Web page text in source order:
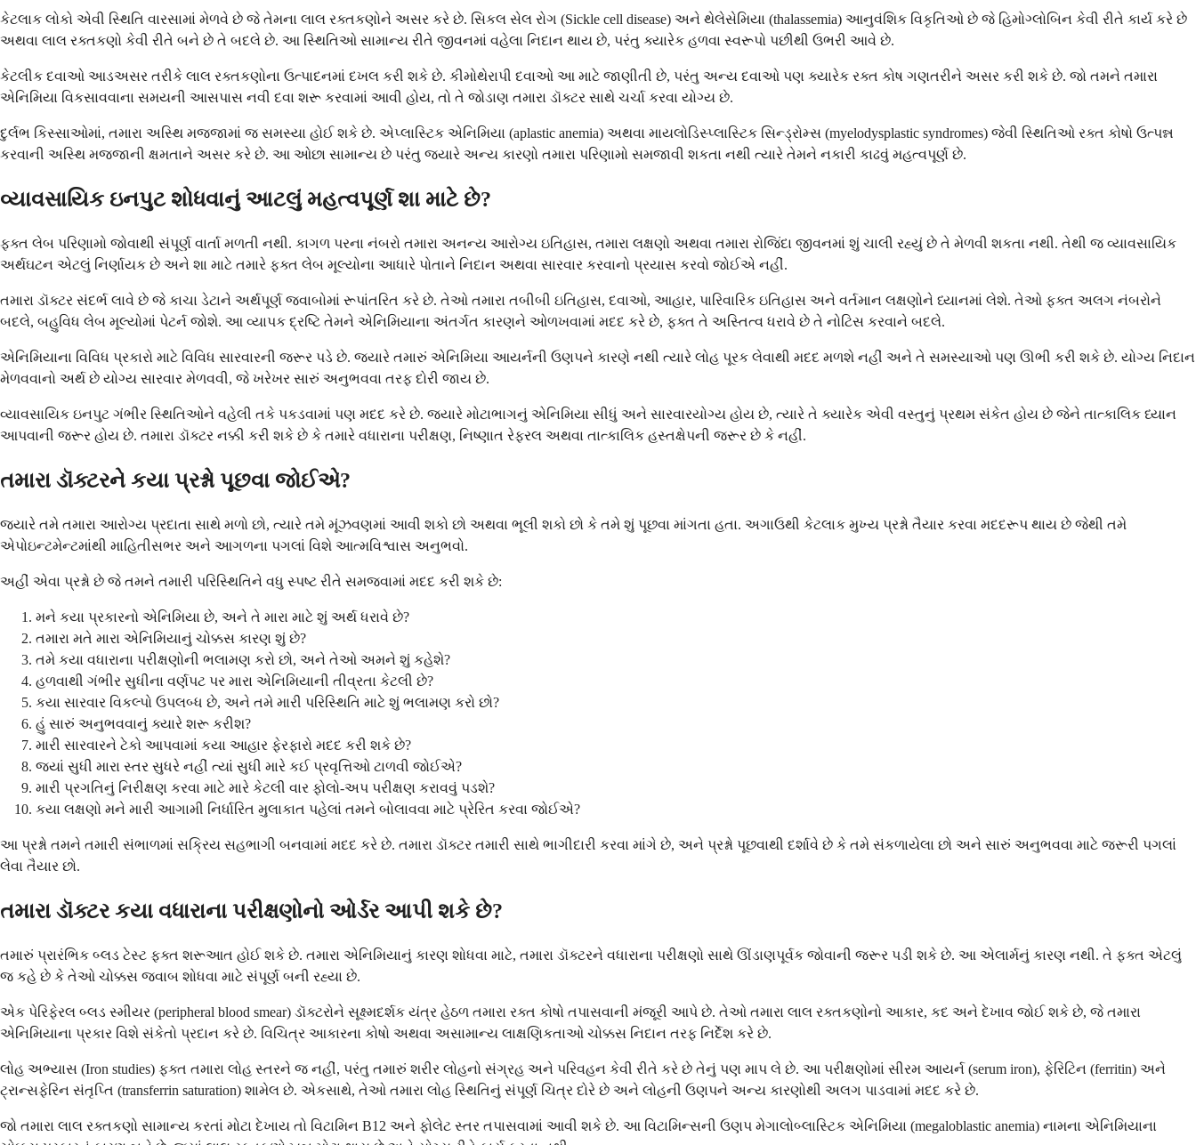
કેટલાક લોકો એવી સ્થિતિ વારસામાં મેળવે છે જે તેમના લાલ રક્તકણોને અસર કરે છે. સિકલ સેલ રોગ (Sickle cell disease) અને થેલેસેમિયા (thalassemia) આનુવંશિક વિકૃતિઓ છે જે હિમોગ્લોબિન કેવી રીતે કાર્ય કરે છે
અથવા લાલ રક્તકણો કેવી રીતે બને છે તે બદલે છે. આ સ્થિતિઓ સામાન્ય રીતે જીવનમાં વહેલા નિદાન થાય છે, પરંતુ ક્યારેક હળવા સ્વરૂપો પછીથી ઉભરી આવે છે.
કેટલીક દવાઓ આડઅસર તરીકે લાલ રક્તકણોના ઉત્પાદનમાં દખલ કરી શકે છે. કીમોથેરાપી દવાઓ આ માટે જાણીતી છે, પરંતુ અન્ય દવાઓ પણ ક્યારેક રક્ત કોષ ગણતરીને અસર કરી શકે છે. જો તમને તમારા
એનિમિયા વિકસાવવાના સમયની આસપાસ નવી દવા શરૂ કરવામાં આવી હોય, તો તે જોડાણ તમારા ડૉક્ટર સાથે ચર્ચા કરવા યોગ્ય છે.
દુર્લભ કિસ્સાઓમાં, તમારા અસ્થિ મજ્જામાં જ સમસ્યા હોઈ શકે છે. એપ્લાસ્ટિક એનિમિયા (aplastic anemia) અથવા માયલોડિસ્પ્લાસ્ટિક સિન્ડ્રોમ્સ (myelodysplastic syndromes) જેવી સ્થિતિઓ રક્ત કોષો ઉત્પન્ન
કરવાની અસ્થિ મજ્જાની ક્ષમતાને અસર કરે છે. આ ઓછા સામાન્ય છે પરંતુ જ્યારે અન્ય કારણો તમારા પરિણામો સમજાવી શકતા નથી ત્યારે તેમને નકારી કાઢવું ​​મહત્વપૂર્ણ છે.
વ્યાવસાયિક ઇનપુટ શોધવાનું આટલું મહત્વપૂર્ણ શા માટે છે?
ફક્ત લેબ પરિણામો જોવાથી સંપૂર્ણ વાર્તા મળતી નથી. કાગળ પરના નંબરો તમારા અનન્ય આરોગ્ય ઇતિહાસ, તમારા લક્ષણો અથવા તમારા રોજિંદા જીવનમાં શું ચાલી રહ્યું છે તે મેળવી શકતા નથી. તેથી જ વ્યાવસાયિક
અર્થઘટન એટલું નિર્ણાયક છે અને શા માટે તમારે ફક્ત લેબ મૂલ્યોના આધારે પોતાને નિદાન અથવા સારવાર કરવાનો પ્રયાસ કરવો જોઈએ નહીં.
તમારા ડૉક્ટર સંદર્ભ લાવે છે જે કાચા ડેટાને અર્થપૂર્ણ જવાબોમાં રૂપાંતરિત કરે છે. તેઓ તમારા તબીબી ઇતિહાસ, દવાઓ, આહાર, પારિવારિક ઇતિહાસ અને વર્તમાન લક્ષણોને ધ્યાનમાં લેશે. તેઓ ફક્ત અલગ નંબરોને
બદલે, બહુવિધ લેબ મૂલ્યોમાં પેટર્ન જોશે. આ વ્યાપક દ્રષ્ટિ તેમને એનિમિયાના અંતર્ગત કારણને ઓળખવામાં મદદ કરે છે, ફક્ત તે અસ્તિત્વ ધરાવે છે તે નોટિસ કરવાને બદલે.
એનિમિયાના વિવિધ પ્રકારો માટે વિવિધ સારવારની જરૂર પડે છે. જ્યારે તમારું એનિમિયા આયર્નની ઉણપને કારણે નથી ત્યારે લોહ પૂરક લેવાથી મદદ મળશે નહીં અને તે સમસ્યાઓ પણ ઊભી કરી શકે છે. યોગ્ય નિદાન
મેળવવાનો અર્થ છે યોગ્ય સારવાર મેળવવી, જે ખરેખર સારું અનુભવવા તરફ દોરી જાય છે.
વ્યાવસાયિક ઇનપુટ ગંભીર સ્થિતિઓને વહેલી તકે પકડવામાં પણ મદદ કરે છે. જ્યારે મોટાભાગનું એનિમિયા સીધું અને સારવારયોગ્ય હોય છે, ત્યારે તે ક્યારેક એવી વસ્તુનું પ્રથમ સંકેત હોય છે જેને તાત્કાલિક ધ્યાન
આપવાની જરૂર હોય છે. તમારા ડૉક્ટર નક્કી કરી શકે છે કે તમારે વધારાના પરીક્ષણ, નિષ્ણાત રેફરલ અથવા તાત્કાલિક હસ્તક્ષેપની જરૂર છે કે નહીં.
તમારા ડૉક્ટરને કયા પ્રશ્નો પૂછવા જોઈએ?
જ્યારે તમે તમારા આરોગ્ય પ્રદાતા સાથે મળો છો, ત્યારે તમે મૂંઝવણમાં આવી શકો છો અથવા ભૂલી શકો છો કે તમે શું પૂછવા માંગતા હતા. અગાઉથી કેટલાક મુખ્ય પ્રશ્નો તૈયાર કરવા મદદરૂપ થાય છે જેથી તમે
એપોઇન્ટમેન્ટમાંથી માહિતીસભર અને આગળના પગલાં વિશે આત્મવિશ્વાસ અનુભવો.
અહીં એવા પ્રશ્નો છે જે તમને તમારી પરિસ્થિતિને વધુ સ્પષ્ટ રીતે સમજવામાં મદદ કરી શકે છે:
મને કયા પ્રકારનો એનિમિયા છે, અને તે મારા માટે શું અર્થ ધરાવે છે?
તમારા મતે મારા એનિમિયાનું ચોક્કસ કારણ શું છે?
તમે કયા વધારાના પરીક્ષણોની ભલામણ કરો છો, અને તેઓ અમને શું કહેશે?
હળવાથી ગંભીર સુધીના વર્ણપટ પર મારા એનિમિયાની તીવ્રતા કેટલી છે?
કયા સારવાર વિકલ્પો ઉપલબ્ધ છે, અને તમે મારી પરિસ્થિતિ માટે શું ભલામણ કરો છો?
હું સારું અનુભવવાનું ક્યારે શરૂ કરીશ?
મારી સારવારને ટેકો આપવામાં કયા આહાર ફેરફારો મદદ કરી શકે છે?
જ્યાં સુધી મારા સ્તર સુધરે નહીં ત્યાં સુધી મારે કઈ પ્રવૃત્તિઓ ટાળવી જોઈએ?
મારી પ્રગતિનું નિરીક્ષણ કરવા માટે મારે કેટલી વાર ફોલો-અપ પરીક્ષણ કરાવવું પડશે?
કયા લક્ષણો મને મારી આગામી નિર્ધારિત મુલાકાત પહેલાં તમને બોલાવવા માટે પ્રેરિત કરવા જોઈએ?
આ પ્રશ્નો તમને તમારી સંભાળમાં સક્રિય સહભાગી બનવામાં મદદ કરે છે. તમારા ડૉક્ટર તમારી સાથે ભાગીદારી કરવા માંગે છે, અને પ્રશ્નો પૂછવાથી દર્શાવે છે કે તમે સંકળાયેલા છો અને સારું અનુભવવા માટે જરૂરી પગલાં
લેવા તૈયાર છો.
તમારા ડૉક્ટર કયા વધારાના પરીક્ષણોનો ઓર્ડર આપી શકે છે?
તમારું પ્રારંભિક બ્લડ ટેસ્ટ ફક્ત શરૂઆત હોઈ શકે છે. તમારા એનિમિયાનું કારણ શોધવા માટે, તમારા ડૉક્ટરને વધારાના પરીક્ષણો સાથે ઊંડાણપૂર્વક જોવાની જરૂર પડી શકે છે. આ એલાર્મનું કારણ નથી. તે ફક્ત એટલું
જ કહે છે કે તેઓ ચોક્કસ જવાબ શોધવા માટે સંપૂર્ણ બની રહ્યા છે.
એક પેરિફેરલ બ્લડ સ્મીયર (peripheral blood smear) ડૉક્ટરોને સૂક્ષ્મદર્શક યંત્ર હેઠળ તમારા રક્ત કોષો તપાસવાની મંજૂરી આપે છે. તેઓ તમારા લાલ રક્તકણોનો આકાર, કદ અને દેખાવ જોઈ શકે છે, જે તમારા
એનિમિયાના પ્રકાર વિશે સંકેતો પ્રદાન કરે છે. વિચિત્ર આકારના કોષો અથવા અસામાન્ય લાક્ષણિકતાઓ ચોક્કસ નિદાન તરફ નિર્દેશ કરે છે.
લોહ અભ્યાસ (Iron studies) ફક્ત તમારા લોહ સ્તરને જ નહીં, પરંતુ તમારું શરીર લોહનો સંગ્રહ અને પરિવહન કેવી રીતે કરે છે તેનું પણ માપ લે છે. આ પરીક્ષણોમાં સીરમ આયર્ન (serum iron), ફેરિટિન (ferritin) અને
ટ્રાન્સફેરિન સંતૃપ્તિ (transferrin saturation) શામેલ છે. એકસાથે, તેઓ તમારા લોહ સ્થિતિનું સંપૂર્ણ ચિત્ર દોરે છે અને લોહની ઉણપને અન્ય કારણોથી અલગ પાડવામાં મદદ કરે છે.
જો તમારા લાલ રક્તકણો સામાન્ય કરતાં મોટા દેખાય તો વિટામિન B12 અને ફોલેટ સ્તર તપાસવામાં આવી શકે છે. આ વિટામિન્સની ઉણપ મેગાલોબ્લાસ્ટિક એનિમિયા (megaloblastic anemia) નામના એનિમિયાના